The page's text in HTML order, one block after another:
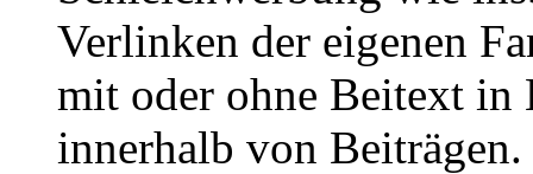
Verlinken der eigenen
mit oder ohne Beitext in
innerhalb von Beiträgen.